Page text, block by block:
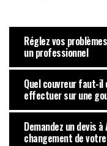
Réglez vos
un professionnel
Quel couvreur faut-
effectuer sur une
Demandez un devis
changement de